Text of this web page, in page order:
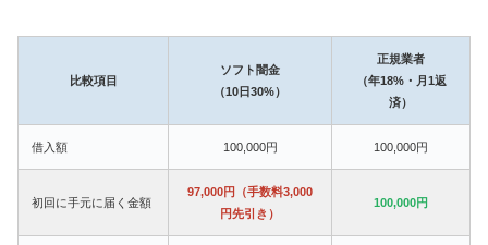
比較項目
ソフト闇金
（10日30%）
正規業者
（年18%・月1返
済）
借入額 100,000円 100,000円
初回に手元に届く金額
97,000円（手数料3,000
円先引き）
100,000円